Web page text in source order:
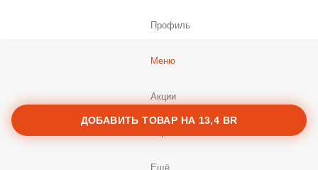
ДОБАВИТЬ ТОВАР НА 13,4 BR
Акции